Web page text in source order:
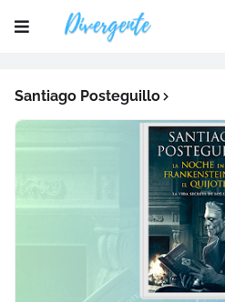
Santiago Posteguillo